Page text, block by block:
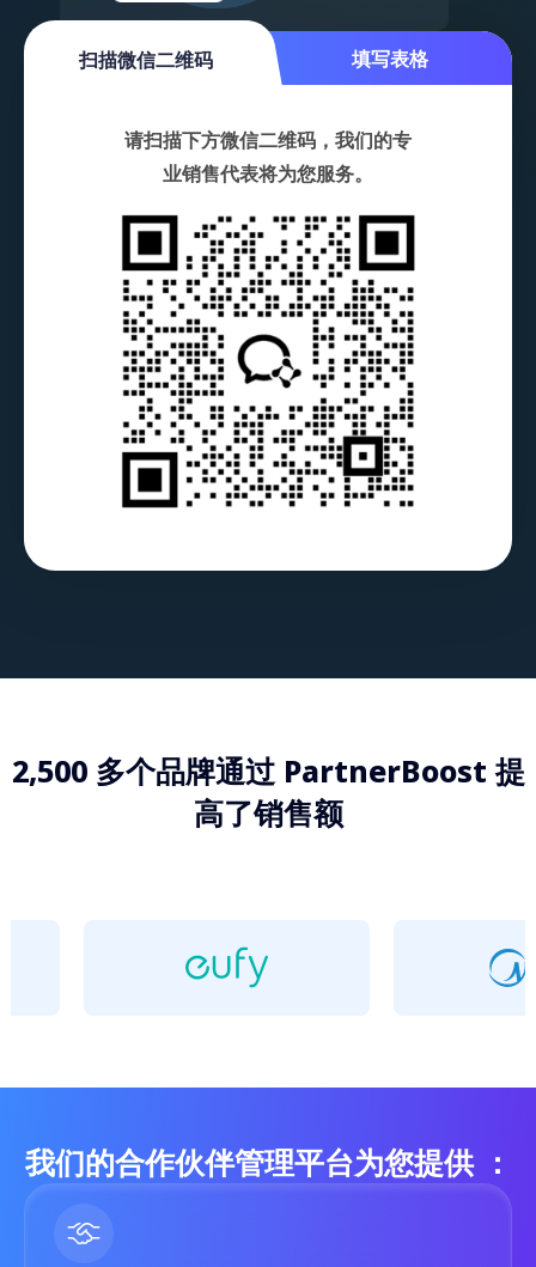
扫描微信二维码
扫描微信二维码 填写表格
请扫描下方微信二维码，我们的专
业销售代表将为您服务。
2,500 多个品牌通过 PartnerBoost 提
高了销售额
我们的合作伙伴管理平台为您提供 ：